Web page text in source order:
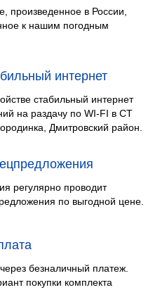
произведенное в России,
к нашим погодным
интернет
стабильный интернет
на раздачу по WI-FI в СТ
Дмитровский район.
регулярно проводит
по выгодной цене.
безналичный платеж.
покупки комплекта